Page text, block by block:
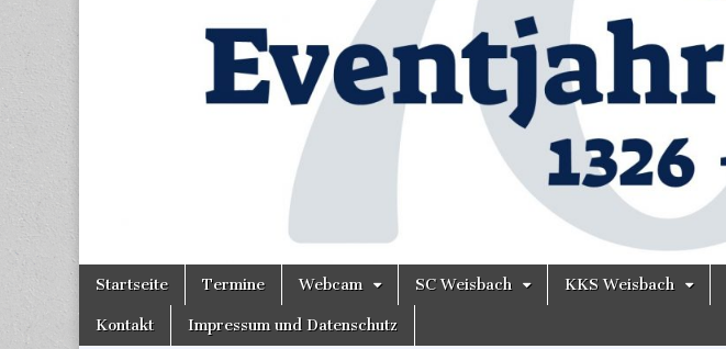
Main
Skip
content
Startseite Termine Webcam SC Weisbach KKS Weisbach
Kontakt Impressum und Datenschutz